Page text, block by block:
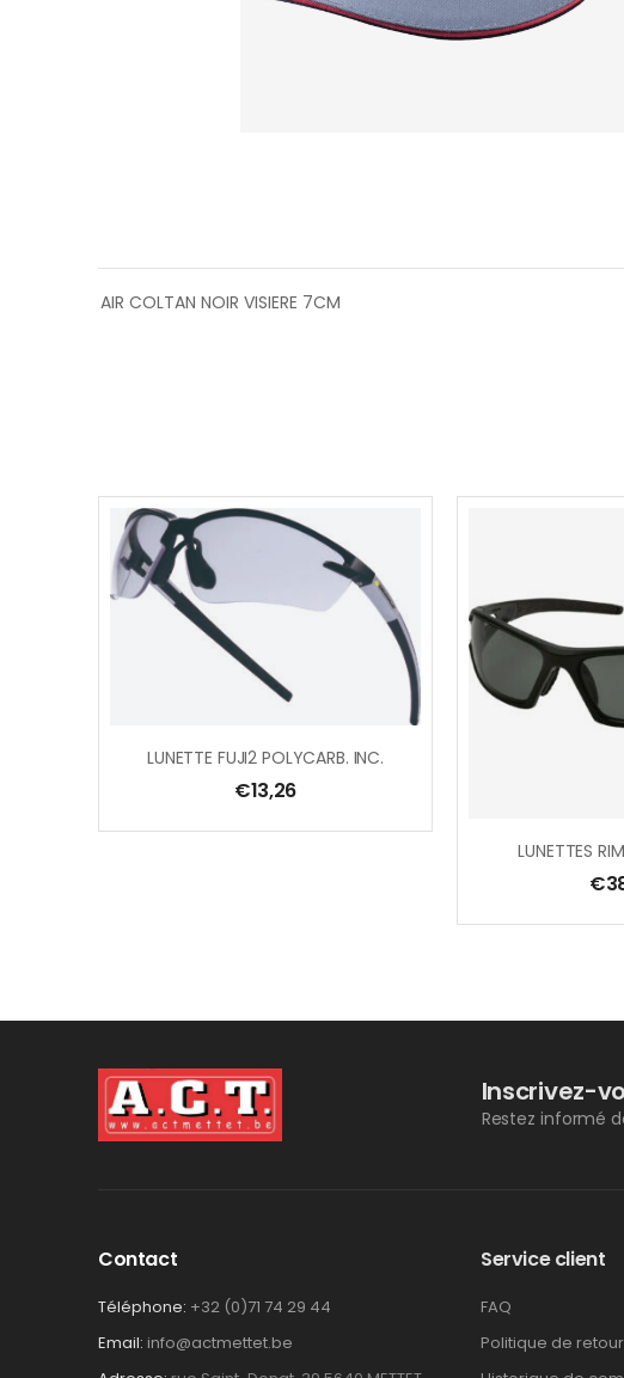
AIR COLTAN NOIR VISIERE 7CM
LUNETTE FUJI2 POLYCARB. INC.
€13,26
LUNETTES
€
Inscrivez-
Restez informé
Contact
Téléphone: +32 (0)71 74 29 44
Email: info@actmettet.be
Service client
FAQ
Politique de retour